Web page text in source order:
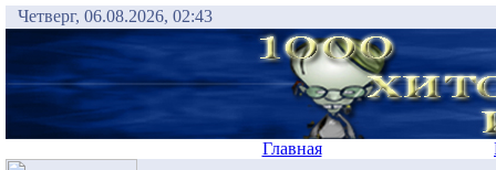
Четверг, 06.08.2026, 02:43
Главная